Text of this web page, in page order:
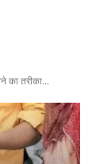
का तरीका...